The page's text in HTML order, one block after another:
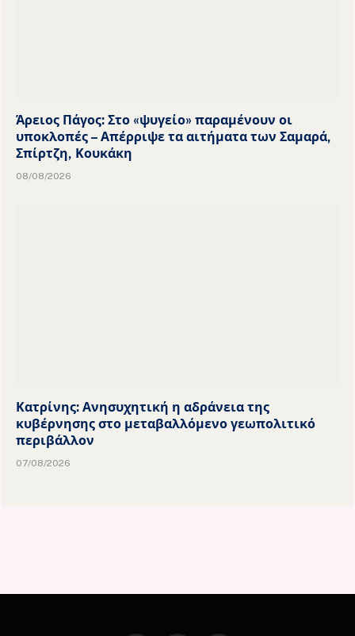
Άρειος Πάγος: Στο «ψυγείο» παραμένουν οι
υποκλοπές – Απέρριψε τα αιτήματα των Σαμαρά,
Σπίρτζη, Κουκάκη
08/08/2026
Κατρίνης: Ανησυχητική η αδράνεια της
κυβέρνησης στο μεταβαλλόμενο γεωπολιτικό
περιβάλλον
07/08/2026